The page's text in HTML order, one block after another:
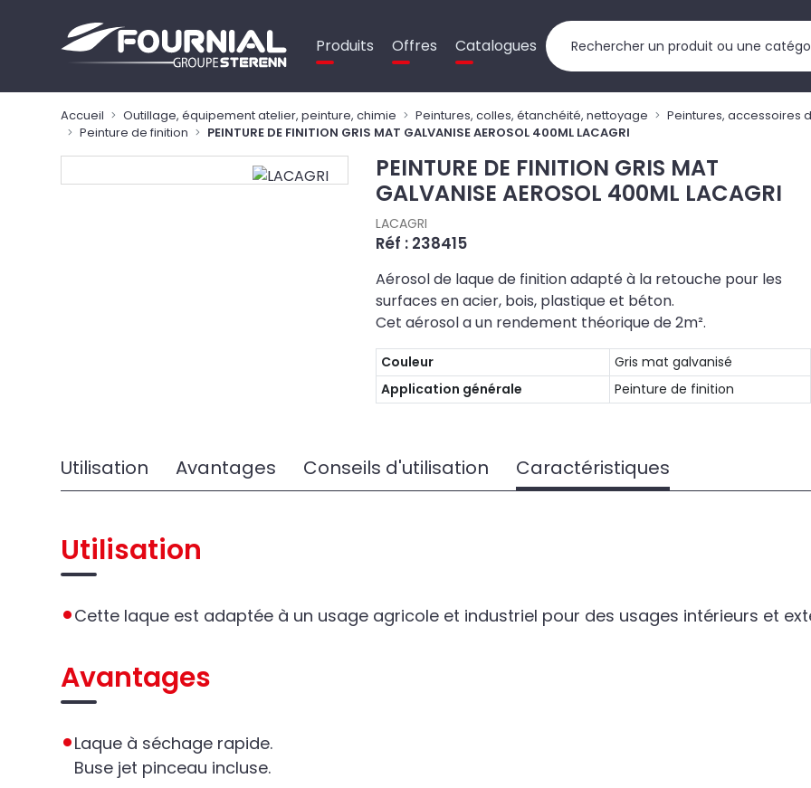
Produits Offres Catalogues
Accueil Outillage, équipement atelier, peinture, chimie Peintures, colles, étanchéité, nettoyage
Peintures, accessoires
Peinture de finition
PEINTURE DE FINITION GRIS MAT GALVANISE AEROSOL 400ML LACAGRI
PEINTURE DE FINITION GRIS MAT
GALVANISE AEROSOL 400ML LACAGRI
LACAGRI
Réf : 238415
Aérosol de laque de finition adapté à la retouche pour les
surfaces en acier, bois, plastique et béton.
Cet aérosol a un rendement théorique de 2m².
Couleur
Gris mat galvanisé
Application générale
Peinture de finition
Utilisation Avantages Conseils d'utilisation Caractéristiques
Utilisation
Cette laque est adaptée à un usage agricole et industriel pour des usages intérieurs et
Avantages
Laque à séchage rapide.
Buse jet pinceau incluse.